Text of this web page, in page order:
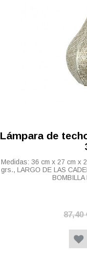
Lámpara de
Medidas: 36 cm x 27 cm x
grs., LARGO DE LAS
87,40